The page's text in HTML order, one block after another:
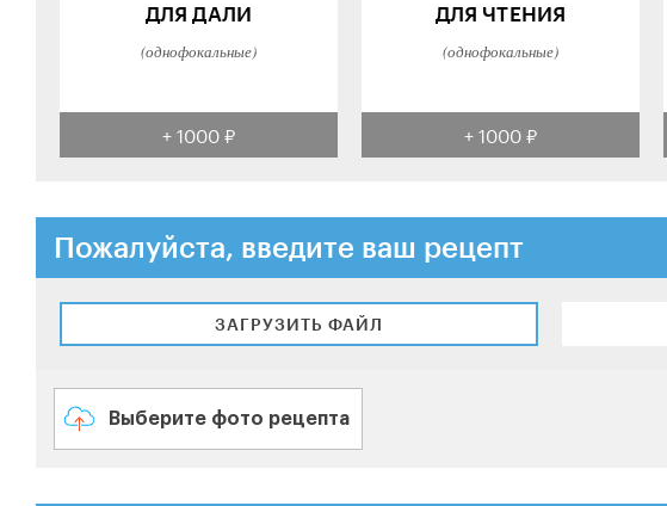
ДЛЯ ДАЛИ
(однофокальные)
+ 1000 ₽
ДЛЯ ЧТЕНИЯ
(однофокальные)
+ 1000 ₽
Пожалуйста, введите ваш рецепт
ЗАГРУЗИТЬ ФАЙЛ
Выберите фото рецепта